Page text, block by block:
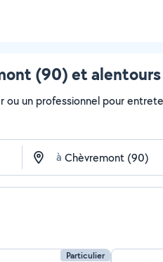
(90) et alentours
un professionnel pour
à
Particulier